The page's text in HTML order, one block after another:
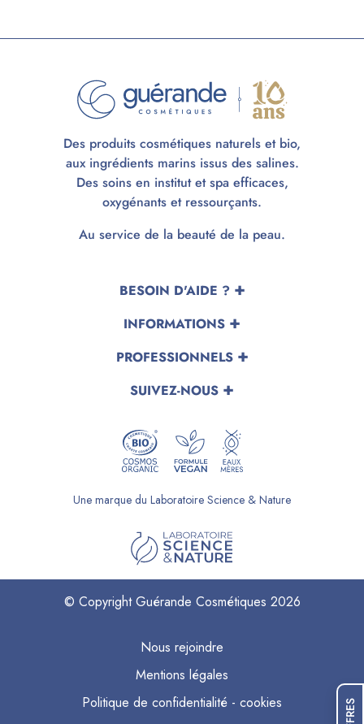
Des produits cosmétiques naturels et bio,
aux ingrédients marins issus des salines.
Des soins en institut et spa efficaces,
oxygénants et ressourçants.
Au service de la beauté de la peau.
BESOIN D'AIDE ?
INFORMATIONS
PROFESSIONNELS
SUIVEZ-NOUS
Une marque du Laboratoire Science & Nature
© Copyright Guérande Cosmétiques 2026
Nous rejoindre
Mentions légales
Politique de confidentialité - cookies